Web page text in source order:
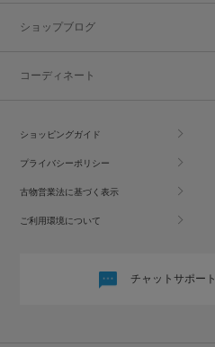
ショップブログ
コーディネート
ショッピングガイド
プライバシーポリシー
古物営業法に基づく表示
ご利用環境について
チャットサポート